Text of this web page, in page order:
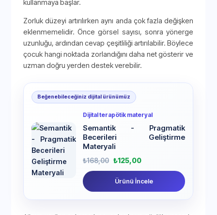
kullanmaya başlar.
Zorluk düzeyi artırılırken aynı anda çok fazla değişken
eklenmemelidir. Önce görsel sayısı, sonra yönerge
uzunluğu, ardından cevap çeşitliliği artırılabilir. Böylece
çocuk hangi noktada zorlandığını daha net gösterir ve
uzman doğru yerden destek verebilir.
Beğenebileceğiniz dijital ürünümüz
Dijital terapötik materyal
Semantik - Pragmatik
Becerileri Geliştirme
Materyali
₺168,00 ₺125,00
Ürünü İncele